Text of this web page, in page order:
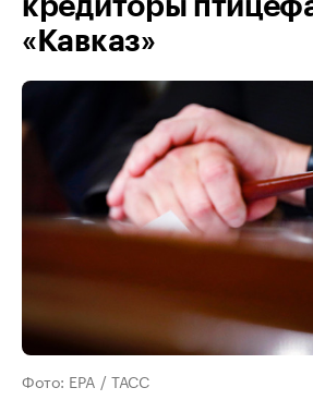
кредиторы
«Кавказ»
Фото: EPA / ТАСС